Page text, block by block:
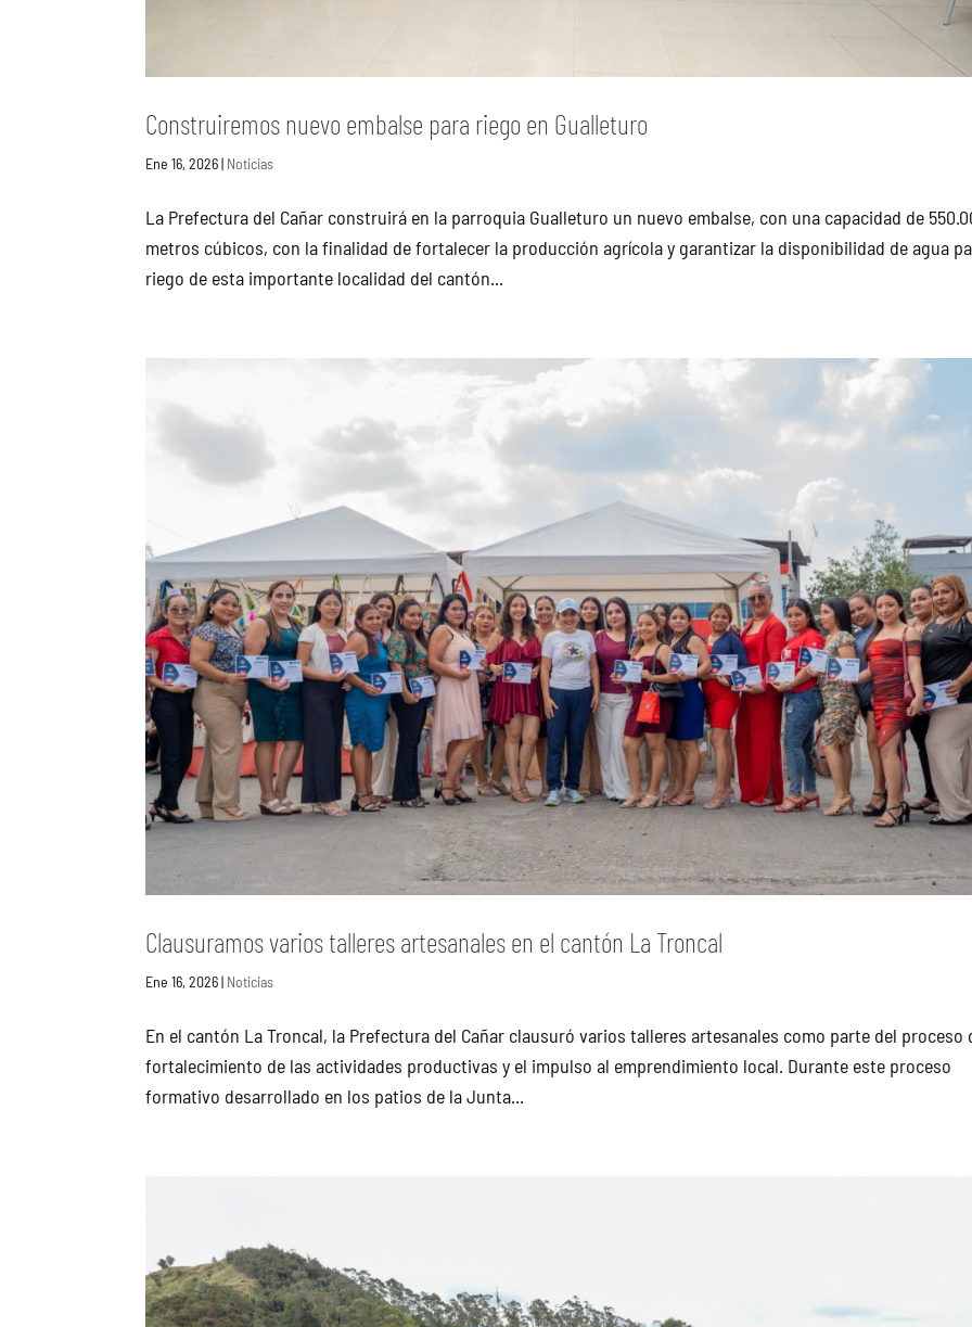
Construiremos nuevo embalse para riego en Gualleturo
Ene 16, 2026| Noticias
La Prefectura del Cañar construirá en la parroquia Gualleturo un nuevo embalse, con una capacidad de
metros cúbicos, con la finalidad de fortalecer la producción agrícola y garantizar la disponibilidad de agua
riego de esta importante localidad del cantón...
Clausuramos varios talleres artesanales en el cantón La Troncal
Ene 16, 2026| Noticias
En el cantón La Troncal, la Prefectura del Cañar clausuró varios talleres artesanales como parte del proceso
fortalecimiento de las actividades productivas y el impulso al emprendimiento local. Durante este proceso
formativo desarrollado en los patios de la Junta...